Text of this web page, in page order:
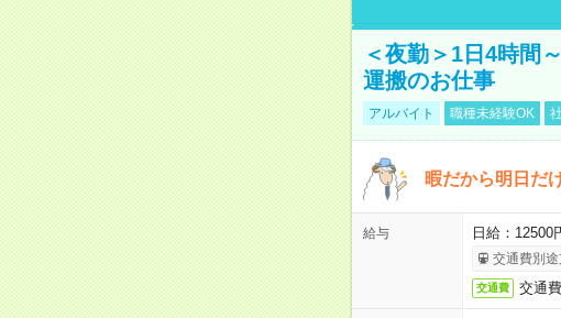
＜夜勤＞1日4時間
運搬のお仕事
アルバイト 職種未経験OK
暇だから明日だ
給与 日給：
交通費別途
交通費 交通